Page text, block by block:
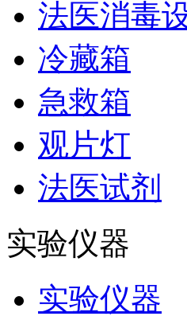
法医消毒
冷藏箱
急救箱
观片灯
法医试剂
实验仪器
实验仪器